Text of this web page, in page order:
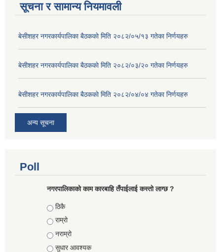
सूचना र सामान्य नियमावली
बे‍‍सीशहर नगरकार्यपालिका बैठककाे मिति २०८२/०५/१३ गतेका निर्णयहरु
बे‍‍सीशहर नगरकार्यपालिका बैठककाे मिति २०८२/०३/२० गतेका निर्णयहरु
बे‍‍सीशहर नगरकार्यपालिका बैठककाे मिति २०८२/०४/०४ गतेका निर्णयहरु
अन्य सूचना
Poll
नगरपालिकाको काम कारबाहि तँपाईलाई कस्तो लाग्छ ?
Choices
ठिकै
राम्रो
नराम्रो
सुधार आवश्यक